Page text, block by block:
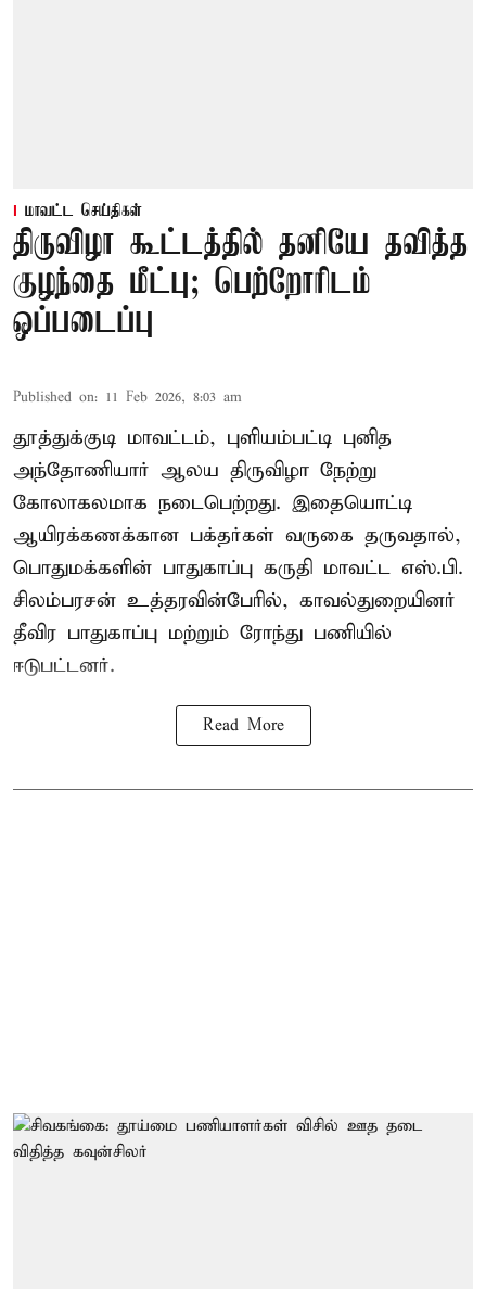
மாவட்ட செய்திகள்
திருவிழா கூட்டத்தில் தனியே தவித்த
குழந்தை மீட்பு; பெற்றோரிடம்
ஒப்படைப்பு
Published on: 11 Feb 2026, 8:03 am
தூத்துக்குடி மாவட்டம், புளியம்பட்டி புனித
அந்தோணியார் ஆலய திருவிழா நேற்று
கோலாகலமாக நடைபெற்றது. இதையொட்டி
ஆயிரக்கணக்கான பக்தர்கள் வருகை தருவதால்,
பொதுமக்களின் பாதுகாப்பு கருதி மாவட்ட எஸ்.பி.
சிலம்பரசன் உத்தரவின்பேரில், காவல்துறையினர்
தீவிர பாதுகாப்பு மற்றும் ரோந்து பணியில்
ஈடுபட்டனர்.
Read More